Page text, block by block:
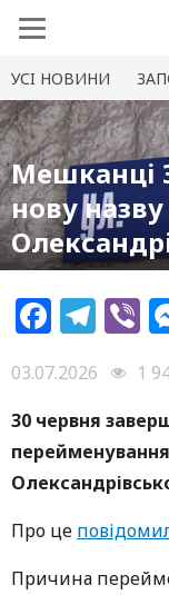
УСI НОВИНИ
Мешканці
нову
03.07.2026
1
30 червня
Про це
Причина